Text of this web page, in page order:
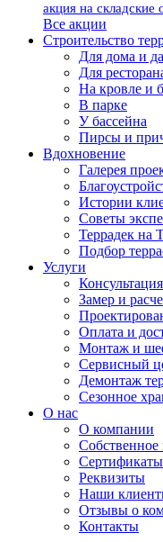
акция на складские
Все акции
Строительство
Для дома и
Для
На кровле и
В парке
У бассейна
Пирсы и
Вдохновение
Галерея
Истории
Советы
Террадек на
Подбор
Услуги
Консультация
Замер и
Оплата и
Монтаж и
Сервисный
Демонтаж
Сезонное
О нас
О компании
Собственное
Реквизиты
Наши
Отзывы о
Контакты